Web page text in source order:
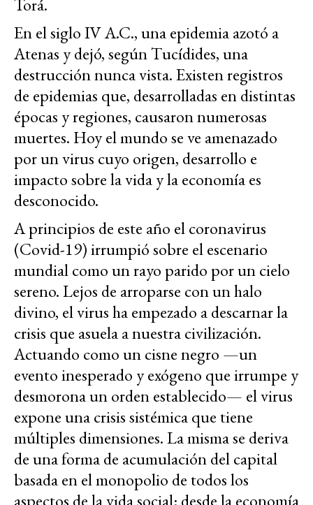
Torá.
En el siglo IV A.C., una epidemia azotó a
Atenas y dejó, según Tucídides, una
destrucción nunca vista. Existen registros
de epidemias que, desarrolladas en distintas
épocas y regiones, causaron numerosas
muertes. Hoy el mundo se ve amenazado
por un virus cuyo origen, desarrollo e
impacto sobre la vida y la economía es
desconocido.
A principios de este año el coronavirus
(Covid-19) irrumpió sobre el escenario
mundial como un rayo parido por un cielo
sereno. Lejos de arroparse con un halo
divino, el virus ha empezado a descarnar la
crisis que asuela a nuestra civilización.
Actuando como un cisne negro —un
evento inesperado y exógeno que irrumpe y
desmorona un orden establecido— el virus
expone una crisis sistémica que tiene
múltiples dimensiones. La misma se deriva
de una forma de acumulación del capital
basada en el monopolio de todos los
aspectos de la vida social: desde la economía